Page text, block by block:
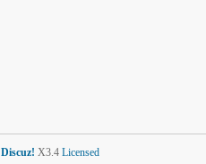
Discuz! X3.4 Licensed